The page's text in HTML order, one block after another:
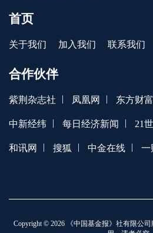
首页
关于我们 加入我们 联系我们
合作伙伴
紫荆杂志社 | 凤凰网 | 东方财
中新经纬 | 每日经济新闻 | 21
和讯网 | 搜狐 | 中金在线 | 一
Copyright © 2026 《中国基金报》社有限公